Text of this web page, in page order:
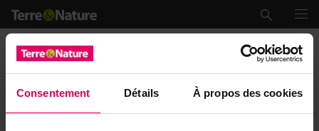
Consentement Détails À propos des cookies
IMPRESSUM
Chemin des Tuilières 3